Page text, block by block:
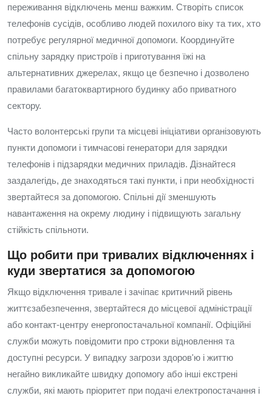
переживання відключень менш важким. Створіть список
телефонів сусідів, особливо людей похилого віку та тих, хто
потребує регулярної медичної допомоги. Координуйте
спільну зарядку пристроїв і приготування їжі на
альтернативних джерелах, якщо це безпечно і дозволено
правилами багатоквартирного будинку або приватного
сектору.
Часто волонтерські групи та місцеві ініціативи організовують
пункти допомоги і тимчасові генератори для зарядки
телефонів і підзарядки медичних приладів. Дізнайтеся
заздалегідь, де знаходяться такі пункти, і при необхідності
звертайтеся за допомогою. Спільні дії зменшують
навантаження на окрему людину і підвищують загальну
стійкість спільноти.
Що робити при тривалих відключеннях і
куди звертатися за допомогою
Якщо відключення тривале і зачіпає критичний рівень
життєзабезпечення, звертайтеся до місцевої адміністрації
або контакт-центру енергопостачальної компанії. Офіційні
служби можуть повідомити про строки відновлення та
доступні ресурси. У випадку загрози здоров'ю і життю
негайно викликайте швидку допомогу або інші екстрені
служби, які мають пріоритет при подачі електропостачання і